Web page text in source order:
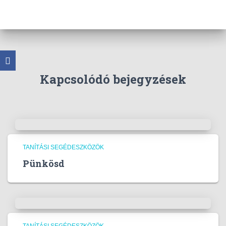
Kapcsolódó bejegyzések
TANÍTÁSI SEGÉDESZKÖZÖK
Pünkösd